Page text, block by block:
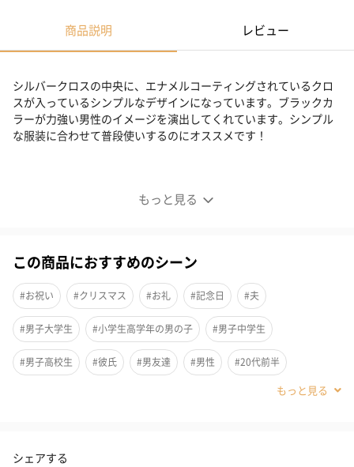
商品説明 レビュー
もっと見る
シルバークロスの中央に、エナメルコーティングされているクロ
スが入っているシンプルなデザインになっています。ブラックカ
ラーが力強い男性のイメージを演出してくれています。シンプル
な服装に合わせて普段使いするのにオススメです！
この商品におすすめのシーン
#お祝い #クリスマス #お礼 #記念日 #夫
#男子大学生 #小学生高学年の男の子 #男子中学生
#男子高校生 #彼氏 #男友達 #男性 #20代前半
シェアする